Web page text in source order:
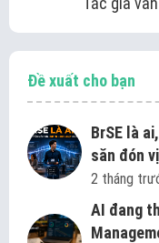
Đề xuất cho bạn
BrSE là
săn đón
2 tháng
AI đang